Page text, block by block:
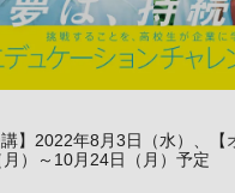
講】2022年8月3日（水）、【
月）～10月24日（月）予定